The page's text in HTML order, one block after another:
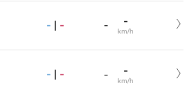
- | - - -
km/h
- | - - -
km/h